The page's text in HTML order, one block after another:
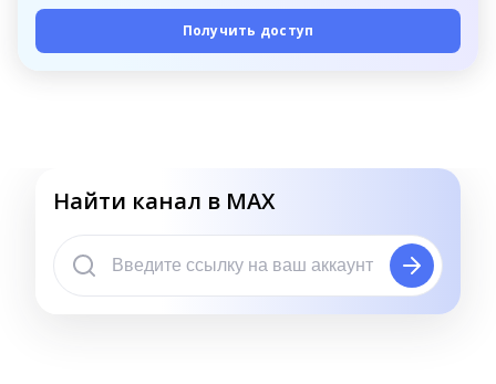
Получить доступ
Найти канал в MAX